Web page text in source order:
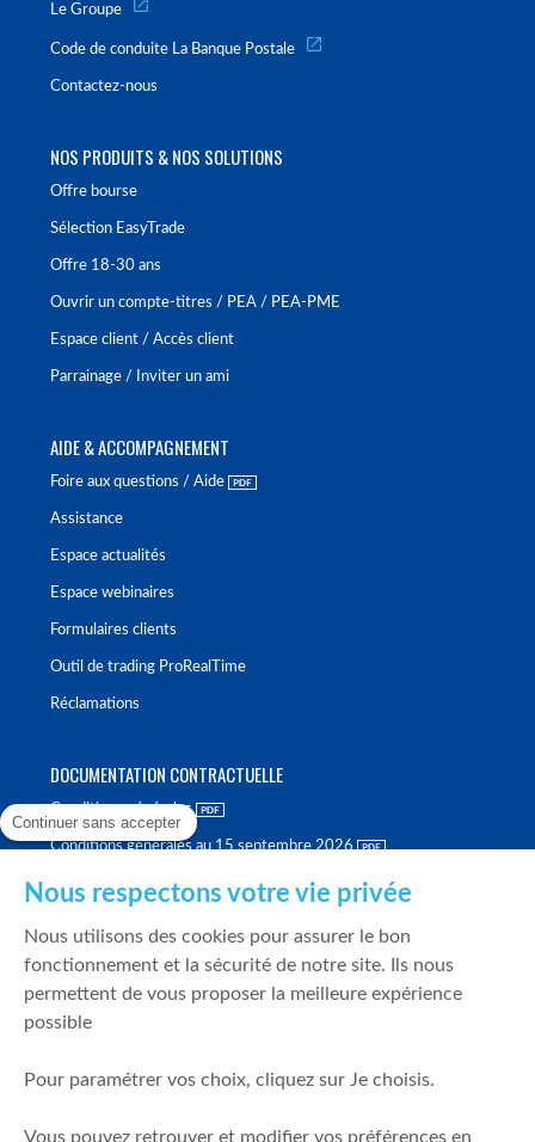
Le Groupe
Code de conduite La Banque Postale
Contactez-nous
NOS PRODUITS & NOS SOLUTIONS
Offre bourse
Sélection EasyTrade
Offre 18-30 ans
Ouvrir un compte-titres / PEA / PEA-PME
Espace client / Accès client
Parrainage / Inviter un ami
AIDE & ACCOMPAGNEMENT
Foire aux questions / Aide
Assistance
Espace actualités
Espace webinaires
Formulaires clients
Outil de trading ProRealTime
Réclamations
DOCUMENTATION CONTRACTUELLE
Conditions générales
Conditions générales au 15 septembre 2026
Politique de meilleure sélection
Politique de durabilité
Fonds de garantie des dépôts et de résolution
Mentions légales
Continuer sans accepter
Nous respectons votre vie privée
Nous utilisons des cookies pour assurer le bon
fonctionnement et la sécurité de notre site. Ils nous
permettent de vous proposer la meilleure expérience
possible
Pour paramétrer vos choix, cliquez sur Je choisis.
Vous pouvez retrouver et modifier vos préférences en